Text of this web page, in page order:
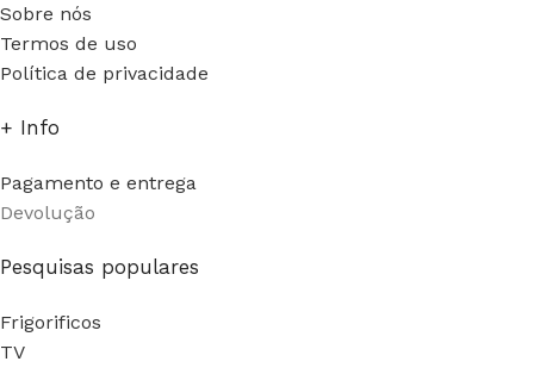
Sobre nós
Termos de uso
Política de privacidade
+ Info
Pagamento e entrega
Devolução
Pesquisas populares
Frigorificos
TV